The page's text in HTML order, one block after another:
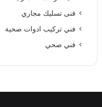
فنى تسليك مجاري
فني تركيب ادوات صحية
فني صحي